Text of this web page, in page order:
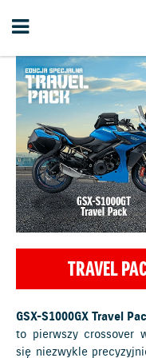
TRAVEL
GSX-S1000GX Travel
to pierwszy crossover
się niezwykle